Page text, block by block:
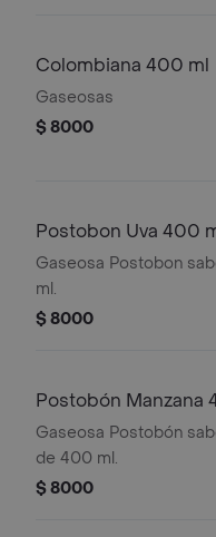
Colombiana 400 ml
Gaseosas
$ 8000
Postobon Uva 400
Gaseosa Postobon
ml.
$ 8000
Postobón Manzana
Gaseosa Postobón
de 400 ml.
$ 8000